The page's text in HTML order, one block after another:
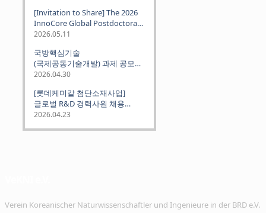
[Invitation to Share] The 2026
InnoCore Global Postdoctoral
Job Fair: Meet Korea's 4 Major
Institutes
2026.05.11
국방핵심기술
(국제공동기술개발) 과제 공모
안내 (~2026.06.26)
2026.04.30
[롯데케미칼 첨단소재사업]
글로벌 R&D 경력사원 채용
(~2026. 5.5)
2026.04.23
Verein Koreanischer Naturwissenschaftler und Ingenieure in der BRD e.V.